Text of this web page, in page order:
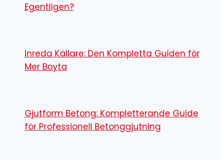
Egentligen?
Inreda Källare: Den Kompletta Guiden för
Mer Boyta
Gjutform Betong: Kompletterande Guide
för Professionell Betonggjutning